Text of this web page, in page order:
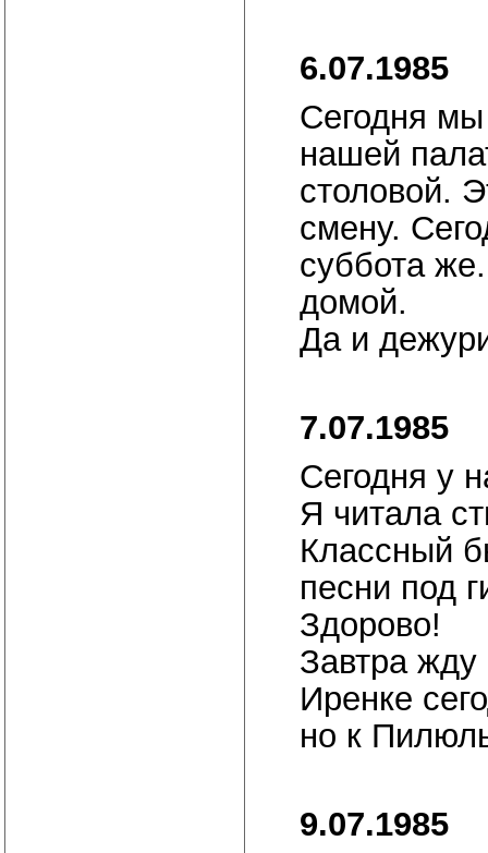
6.07.1985
Сегодня
нашей
столовой.
смену.
суббота
домой.
Да и
7.07.1985
Сегодня у
Я читала
Классный
песни под
Здорово!
Завтра
Иренке
но к
9.07.1985